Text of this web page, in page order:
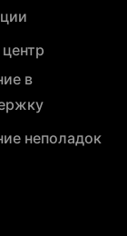
в
неполадок